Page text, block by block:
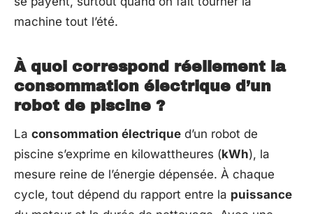
machine tout l’été.
À quoi correspond réellement la
consommation électrique d’un
robot de piscine ?
La consommation électrique d’un robot de
piscine s’exprime en kilowattheures (kWh), la
mesure reine de l’énergie dépensée. À chaque
cycle, tout dépend du rapport entre la puissance